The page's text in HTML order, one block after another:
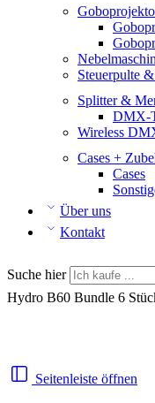
Steuerpulte
Splitter &
DMX-
Wireless
Cases +
Cases
Über uns
Kontakt
Suche hier
Hydro B60 Bundle 6
Seitenleiste öffnen